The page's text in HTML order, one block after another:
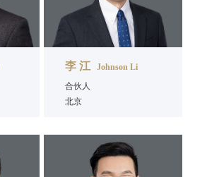
李 江
Johnson Li
合伙人
北京